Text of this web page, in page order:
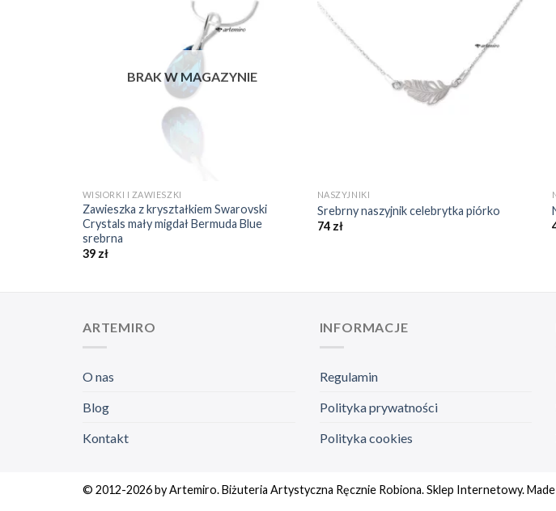
Dodaj do
ulubionych
BRAK W MAGAZYNIE
WISIORKI I ZAWIESZKI
Zawieszka z kryształkiem Swarovski
Crystals mały migdał Bermuda Blue
srebrna
39zł
Dodaj do
ulubionych
❤️
NASZYJNIKI
Srebrny naszyjnik celebrytka piórko
74 zł
ARTEMIRO
O nas
Blog
Kontakt
INFORMACJE
Regulamin
Polityka prywatności
Polityka cookies
© 2012-2026 by Artemiro. Biżuteria Artystyczna Ręcznie Robiona. Sklep Internetowy.